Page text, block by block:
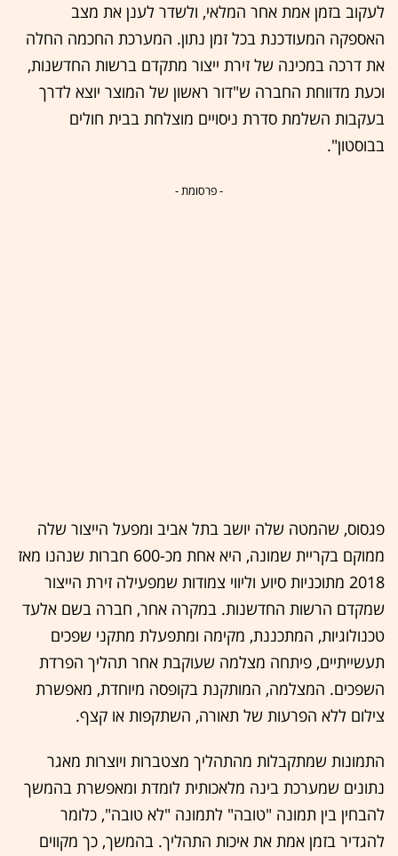
לעקוב בזמן אמת אחר המלאי, ולשדר לענן את מצב
האספקה המעודכנת בכל זמן נתון. המערכת החכמה החלה
את דרכה במכינה של זירת ייצור מתקדם ברשות החדשנות,
וכעת מדווחת החברה ש"דור ראשון של המוצר יוצא לדרך
בעקבות השלמת סדרת ניסויים מוצלחת בבית חולים
בבוסטון".
- פרסומת -
פגסוס, שהמטה שלה יושב בתל אביב ומפעל הייצור שלה
ממוקם בקריית שמונה, היא אחת מכ-600 חברות שנהנו מאז
2018 מתוכניות סיוע וליווי צמודות שמפעילה זירת הייצור
שמקדם הרשות החדשנות. במקרה אחר, חברה בשם אלעד
טכנולוגיות, המתכננת, מקימה ומתפעלת מתקני שפכים
תעשייתיים, פיתחה מצלמה שעוקבת אחר תהליך הפרדת
השפכים. המצלמה, המותקנת בקופסה מיוחדת, מאפשרת
צילום ללא הפרעות של תאורה, השתקפות או קצף.
התמונות שמתקבלות מהתהליך מצטברות ויוצרות מאגר
נתונים שמערכת בינה מלאכותית לומדת ומאפשרת בהמשך
להבחין בין תמונה "טובה" לתמונה "לא טובה", כלומר
להגדיר בזמן אמת את איכות התהליך. בהמשך, כך מקווים